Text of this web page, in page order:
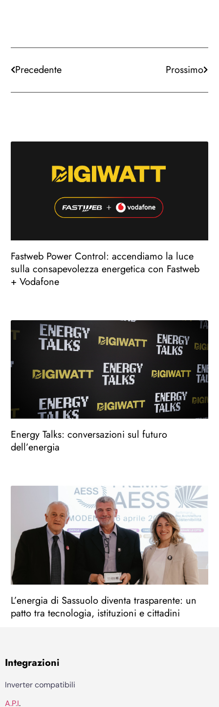
Precedente Prossimo
Fastweb Power Control: accendiamo la luce
sulla consapevolezza energetica con Fastweb
+ Vodafone
Energy Talks: conversazioni sul futuro
dell’energia
L’energia di Sassuolo diventa trasparente: un
patto tra tecnologia, istituzioni e cittadini
Integrazioni
Inverter compatibili
A.P.I.